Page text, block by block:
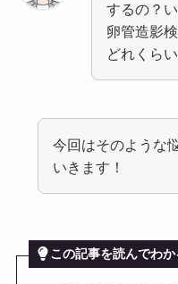
するの？
卵管造影
どれくら
今回はそのような
いきます！
この記事を読んでわか